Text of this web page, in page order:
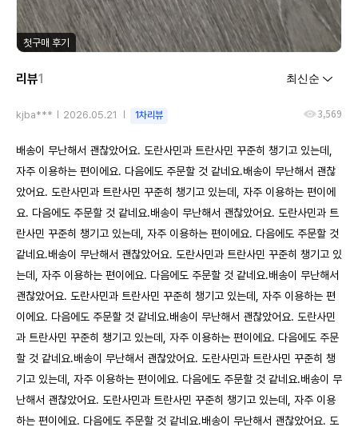
첫구매 후기
리뷰1
kjba*** 2026.05.21 1차리뷰 3,569
배송이 무난해서 괜찮았어요. 도란사민과 트란사민 꾸준히 챙기고 있는데,
자주 이용하는 편이에요. 다음에도 주문할 것 같네요.배송이 무난해서 괜찮
았어요. 도란사민과 트란사민 꾸준히 챙기고 있는데, 자주 이용하는 편이에
요. 다음에도 주문할 것 같네요.배송이 무난해서 괜찮았어요. 도란사민과 트
란사민 꾸준히 챙기고 있는데, 자주 이용하는 편이에요. 다음에도 주문할 것
같네요.배송이 무난해서 괜찮았어요. 도란사민과 트란사민 꾸준히 챙기고 있
는데, 자주 이용하는 편이에요. 다음에도 주문할 것 같네요.배송이 무난해서
괜찮았어요. 도란사민과 트란사민 꾸준히 챙기고 있는데, 자주 이용하는 편
이에요. 다음에도 주문할 것 같네요.배송이 무난해서 괜찮았어요. 도란사민
과 트란사민 꾸준히 챙기고 있는데, 자주 이용하는 편이에요. 다음에도 주문
할 것 같네요.배송이 무난해서 괜찮았어요. 도란사민과 트란사민 꾸준히 챙
기고 있는데, 자주 이용하는 편이에요. 다음에도 주문할 것 같네요.배송이 무
난해서 괜찮았어요. 도란사민과 트란사민 꾸준히 챙기고 있는데, 자주 이용
하는 편이에요. 다음에도 주문할 것 같네요.배송이 무난해서 괜찮았어요. 도